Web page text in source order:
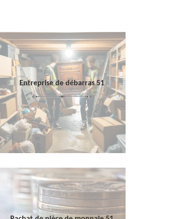
Entreprise de débarras 51